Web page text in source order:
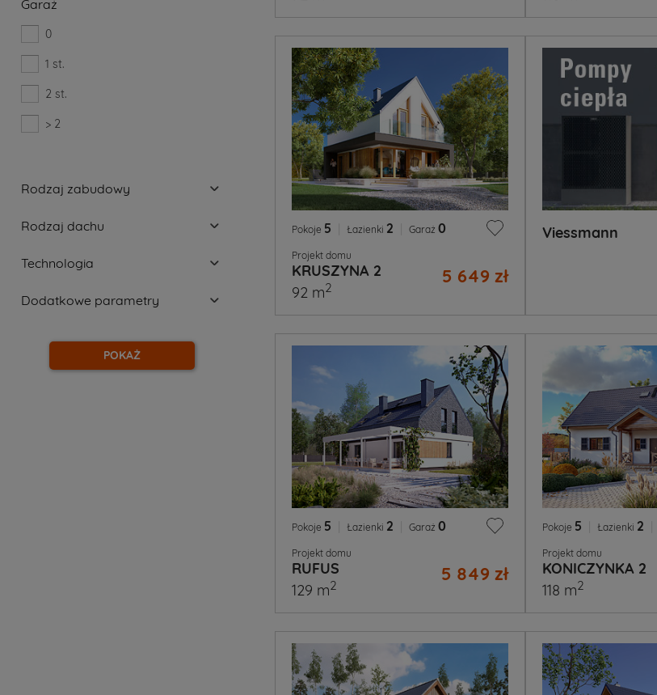
Pokoje 5 Łazienki 2 Garaż 0
Projekt domu
KRUSZYNA 2 5 649 zł
92 m2
Viessmann
Pokoje 5 Łazienki 2 Garaż 0
Projekt domu
RUFUS 5 849 zł
129 m2
Pokoje 5 Łazienki 2
Projekt domu
KONICZYNKA 2
118 m2
Garaż
0
1 st.
2 st.
> 2
Rodzaj zabudowy
Rodzaj dachu
Technologia
Dodatkowe parametry
POKAŻ